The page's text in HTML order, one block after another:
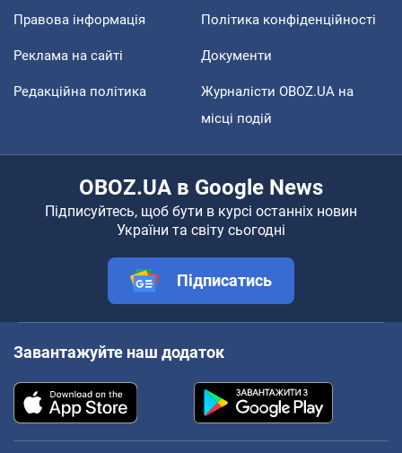
Правова інформація Політика конфіденційності
Реклама на сайті Документи
Редакційна політика
Журналісти OBOZ.UA на
місці подій
OBOZ.UA в Google News
Підписуйтесь, щоб бути в курсі останніх новин
України та світу сьогодні
Підписатись
Завантажуйте наш додаток